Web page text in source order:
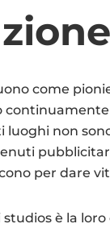
come
luoghi non
per dare
è la